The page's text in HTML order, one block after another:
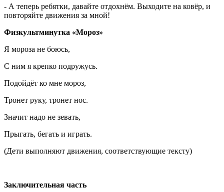
- А теперь ребятки, давайте отдохнём. Выходите на ковёр, и
повторяйте движения за мной!
Физкультминутка «Мороз»
Я мороза не боюсь,
С ним я крепко подружусь.
Подойдёт ко мне мороз,
Тронет руку, тронет нос.
Значит надо не зевать,
Прыгать, бегать и играть.
(Дети выполняют движения, соответствующие тексту)
Заключительная часть